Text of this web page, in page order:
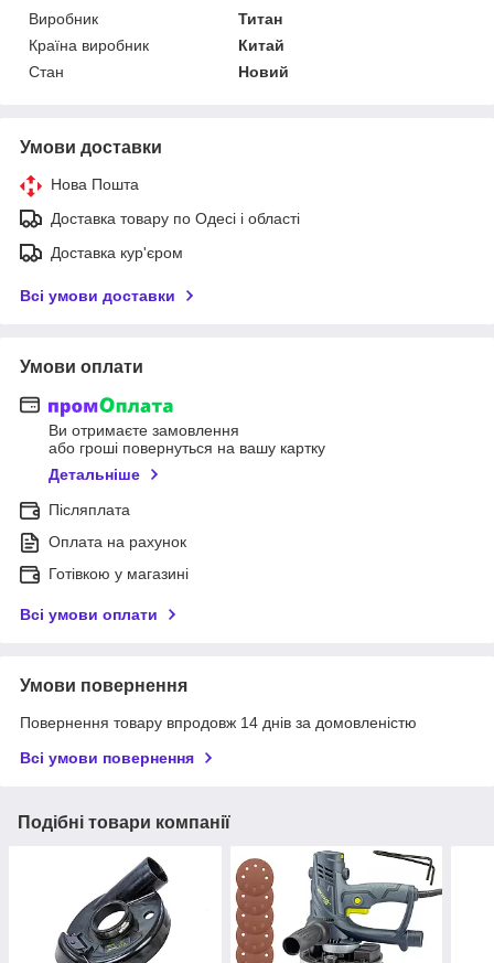
Виробник
Титан
Країна виробник
Китай
Стан
Новий
Умови доставки
Нова Пошта
Доставка товару по Одесі і області
Доставка кур'єром
Всі умови доставки
Умови оплати
Ви отримаєте замовлення
або гроші повернуться на вашу картку
Детальніше
Післяплата
Оплата на рахунок
Готівкою у магазині
Всі умови оплати
Умови повернення
Повернення товару впродовж 14 днів за домовленістю
Всі умови повернення
Подібні товари компанії